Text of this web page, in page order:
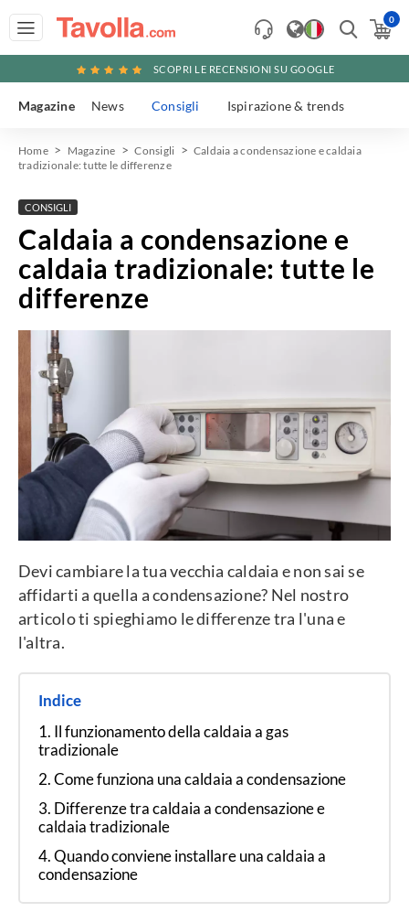
0
SCOPRI LE RECENSIONI SU GOOGLE
Magazine News Consigli Ispirazione & trends
Home Magazine Consigli
Caldaia a condensazione e caldaia
tradizionale: tutte le differenze
CONSIGLI
Caldaia a condensazione e
caldaia tradizionale: tutte le
differenze
Devi cambiare la tua vecchia caldaia e non sai se
affidarti a quella a condensazione? Nel nostro
articolo ti spieghiamo le differenze tra l'una e
l'altra.
Indice
Il funzionamento della caldaia a gas
tradizionale
Come funziona una caldaia a condensazione
Differenze tra caldaia a condensazione e
caldaia tradizionale
Quando conviene installare una caldaia a
condensazione